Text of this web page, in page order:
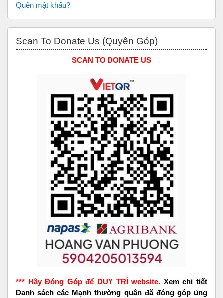
Quên mật khẩu?
Scan To Donate Us (Quyên Góp)
SCAN TO DONATE US
*** Hãy Đóng Góp để DUY TRÌ website. Xem chi tiết
Danh sách các Mạnh thường quân đã đóng góp ủng